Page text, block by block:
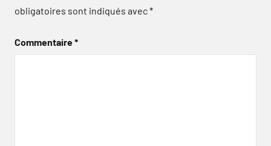
obligatoires sont indiqués avec*
Commentaire*